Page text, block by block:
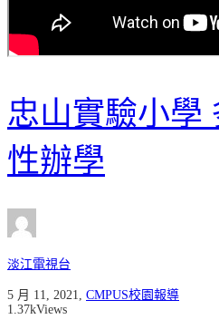
忠山實驗小學
性辦學
淡江電視台
5 月 11, 2021, CMPUS校園報導
1.37kViews